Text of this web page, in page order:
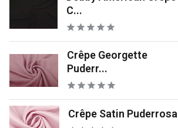
C...
Crêpe Georgette
Puderr...
Crêpe Satin Puderrosa